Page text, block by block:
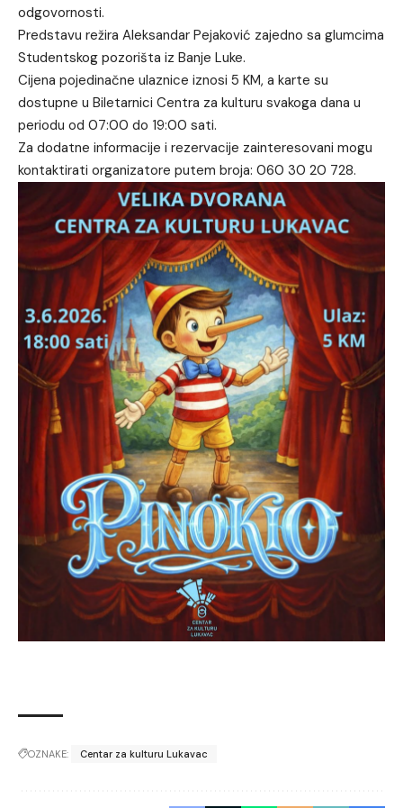
odgovornosti.
Predstavu režira Aleksandar Pejaković zajedno sa glumcima
Studentskog pozorišta iz Banje Luke.
Cijena pojedinačne ulaznice iznosi 5 KM, a karte su
dostupne u Biletarnici Centra za kulturu svakoga dana u
periodu od 07:00 do 19:00 sati.
Za dodatne informacije i rezervacije zainteresovani mogu
kontaktirati organizatore putem broja: 060 30 20 728.
OZNAKE: Centar za kulturu Lukavac